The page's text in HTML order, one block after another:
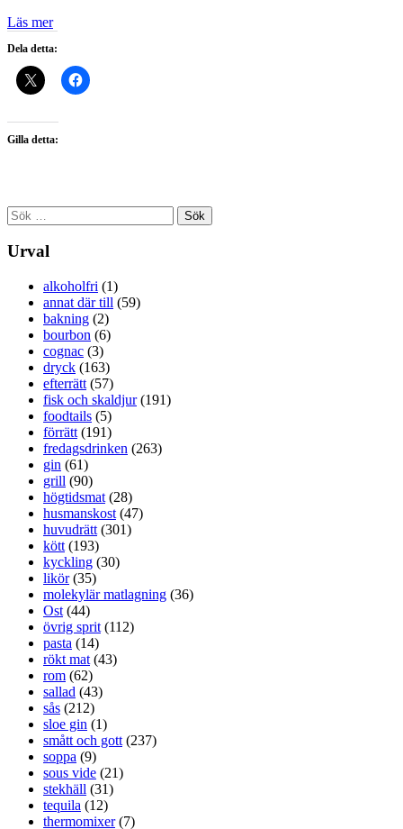
Läs mer
Dela detta:
Gilla detta:
Sök
efter:
Urval
alkoholfri (1)
annat där till (59)
bakning (2)
bourbon (6)
cognac (3)
dryck (163)
efterrätt (57)
fisk och skaldjur(191)
foodtails (5)
förrätt (191)
fredagsdrinken (263)
gin (61)
grill (90)
högtidsmat (28)
husmanskost (47)
huvudrätt (301)
kött (193)
kyckling (30)
likör(35)
molekylär matlagning (36)
Ost (44)
övrig sprit (112)
pasta (14)
rökt mat (43)
rom (62)
sallad (43)
sås (212)
sloe gin (1)
smått och gott (237)
soppa (9)
sous vide (21)
stekhäll (31)
tequila (12)
thermomixer(7)